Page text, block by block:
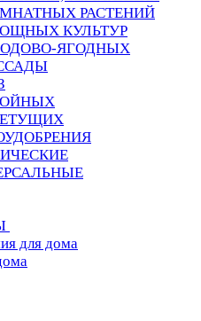
РАСТЕНИЙ
КУЛЬТУР
ЯГОДНЫХ
для дома